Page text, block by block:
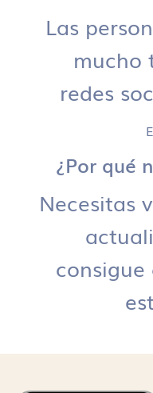
Las
mucho
redes
¿Por qué
Necesitas